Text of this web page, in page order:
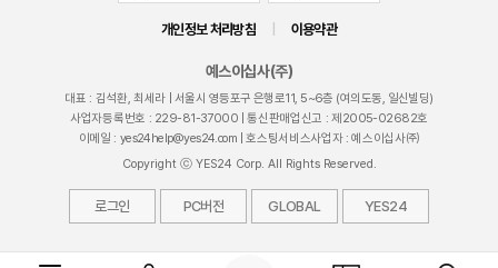
개인정보 처리방침 이용약관
예스이십사(주)
대표 : 김석환, 최세라 | 서울시 영등포구 은행로11, 5~6층 (여의도동, 일신빌딩)
사업자등록번호 : 229-81-37000 | 통신판매업신고 : 제 2005-02682호
이메일 : yes24help@yes24.com | 호스팅서비스사업자 : 예스이십사㈜
Copyright ⓒ YES24 Corp. All Rights Reserved.
로그인 PC버전 GLOBAL YES24